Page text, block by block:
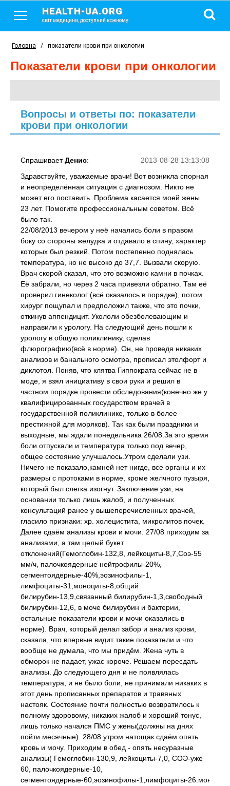
HEALTH-UA.ORG
світ медицини, доступний кожному
Головна / показатели крови при онкологии
показатели крови при онкологии
Вопросы и ответы по: показатели
крови при онкологии
2013-08-28 13:13:08
СпрашиваетДенис:
Здравствуйте, уважаемые врачи! Вот возникла спорная
и неопределённая ситуация с диагнозом. Никто не
может его поставить. Проблема касается моей жены
23 лет. Помогите профессиональным советом. Всё
было так.
22/08/2013 вечером у неё начались боли в правом
боку со стороны желудка и отдавало в спину, характер
которых был резкий. Потом постепенно поднялась
температура, но не высоко до 37,7. Вызвали скорую.
Врач скорой сказал, что это возможно камни в почках.
Её забрали, но через 2 часа привезли обратно. Там её
проверил гинеколог (всё оказалось в порядке), потом
хирург пощупал и предположил также, что это почки,
откинув аппендицит. Укололи обезболевающим и
направили к урологу. На следующий день пошли к
урологу в общую поликлинику, сделав
флюрографию(всё в норме). Он, не проведя никаких
анализов и банального осмотра, прописал этолфорт и
диклотол. Поняв, что клятва Гиппократа сейчас не в
моде, я взял инициативу в свои руки и решил в
частном порядке провести обследования(конечно же у
квалифицированных государством врачей в
государственной поликлинике, только в более
престижной для моряков). Так как были праздники и
выходные, мы ждали понедельника 26/08.За это время
боли отпускали и температура только под вечер,
общее состояние улучшалось.Утром сделали узи.
Ничего не показало,камней нет нигде, все органы и их
размеры с протоками в норме, кроме желчного пузыря,
который был слегка изогнут. Заключение узи, на
основании только лишь жалоб, и полученных
консультаций ранее у вышеперечисленных врачей,
гласило признаки: хр. холецистита, микролитов почек.
Далее сдаём анализы крови и мочи. 27/08 приходим за
анализами, а там целый букет
отклонений(Гемоглобин-132,8, лейкоциты-8,7,Соэ-55
мм/ч, палочкоядерные нейтрофилы-20%,
сегментоядерные-40%,эозинофилы-1,
лимфоциты-31,моноциты-8,общий
билирубин-13,9,связанный билирубин-1,3,свободный
билирубин-12,6, в моче билирубин и бактерии,
остальные показатели крови и мочи оказались в
норме). Врач, который делал забор и анализ крови,
сказала, что впервые видит такие показатели и что
вообще не думала, что мы придём. Жена чуть в
обморок не падает, ужас короче. Решаем пересдать
анализы. До следующего дня и не появлялась
температура, и не было боли, не принимали никаких в
этот день прописанных препаратов и травяных
настояк. Состояние почти полностью возвратилось к
полному здоровому, никаких жалоб и хороший тонус,
лишь только начался ПМС у жены(должны на днях
пойти месячные). 28/08 утром натощак сдаём опять
кровь и мочу. Приходим в обед - опять несуразные
анализы( Гемоглобин-130,9, лейкоциты-7,0, СОЭ-уже
60, палочкоядерные-10,
сегментоядерные-60,эозинофилы-1,лимфоциты-